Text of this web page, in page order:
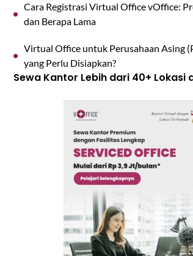
Cara Registrasi Virtual Office vOffice:
dan Berapa Lama
Virtual Office untuk Perusahaan Asing
yang Perlu Disiapkan?
Sewa Kantor Lebih dari 40+ Lokasi